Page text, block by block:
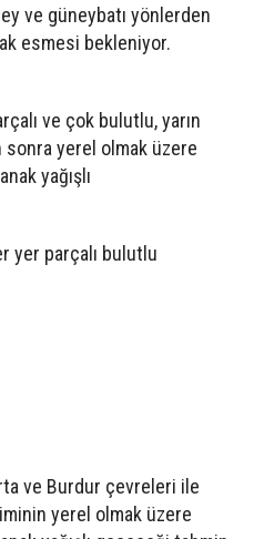
ve güneybatı yönlerden
esmesi bekleniyor.
ve çok bulutlu, yarın
yerel olmak üzere
yağışlı
yer parçalı bulutlu
ve Burdur çevreleri ile
yerel olmak üzere